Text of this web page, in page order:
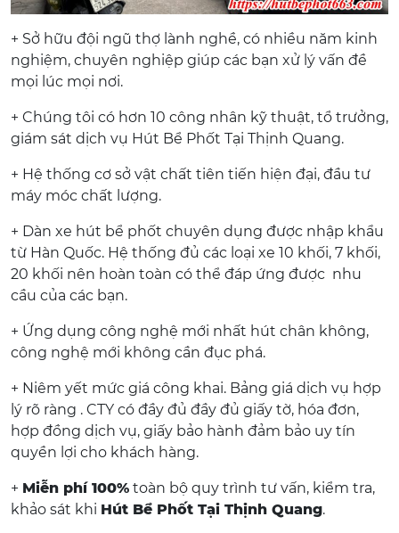
+ Sở hữu đội ngũ thợ lành nghề, có nhiều năm kinh
nghiệm, chuyên nghiệp giúp các bạn xử lý vấn đề
mọi lúc mọi nơi.
+ Chúng tôi có hơn 10 công nhân kỹ thuật, tổ trưởng,
giám sát dịch vụ Hút Bể Phốt Tại Thịnh Quang.
+ Hệ thống cơ sở vật chất tiên tiến hiện đại, đầu tư
máy móc chất lượng.
+ Dàn xe hút bể phốt chuyên dụng được nhập khẩu
từ Hàn Quốc. Hệ thống đủ các loại xe 10 khối, 7 khối,
20 khối nên hoàn toàn có thể đáp ứng được nhu
cầu của các bạn.
+ Ứng dụng công nghệ mới nhất hút chân không,
công nghệ mới không cần đục phá.
+ Niêm yết mức giá công khai. Bảng giá dịch vụ hợp
lý rõ ràng . CTY có đầy đủ đầy đủ giấy tờ, hóa đơn,
hợp đồng dịch vụ, giấy bảo hành đảm bảo uy tín
quyền lợi cho khách hàng.
+ Miễn phí 100% toàn bộ quy trình tư vấn, kiểm tra,
khảo sát khi Hút Bể Phốt Tại Thịnh Quang.